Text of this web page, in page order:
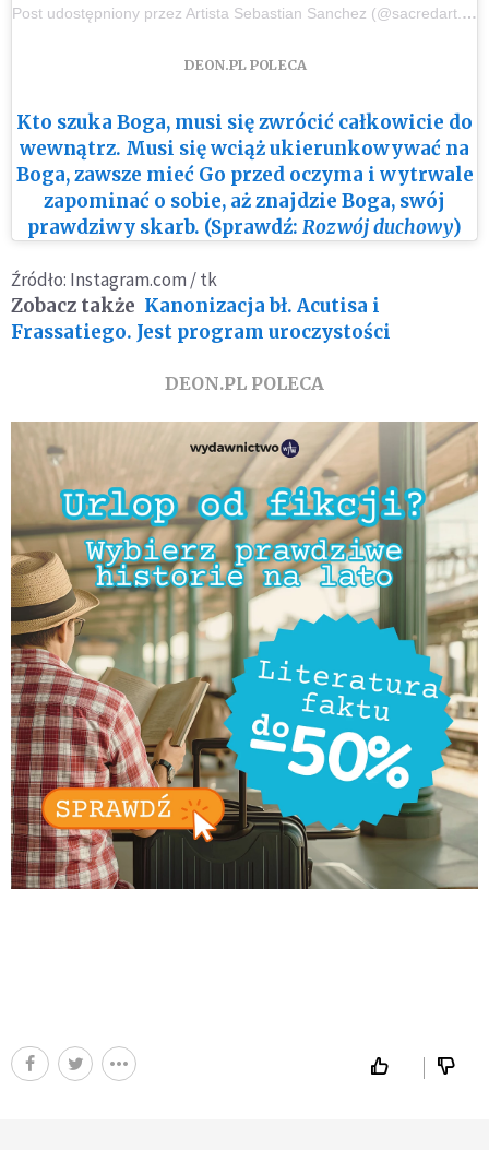
Post udostępniony przez Artista Sebastian Sanchez (@sacredart.sebastian)
DEON.PL POLECA
Kto szuka Boga, musi się zwrócić całkowicie do
wewnątrz. Musi się wciąż ukierunkowywać na
Boga, zawsze mieć Go przed oczyma i wytrwale
zapominać o sobie, aż znajdzie Boga, swój
prawdziwy skarb. (Sprawdź: Rozwój duchowy)
Źródło: Instagram.com / tk
Zobacz także Kanonizacja bł. Acutisa i
Frassatiego. Jest program uroczystości
DEON.PL POLECA